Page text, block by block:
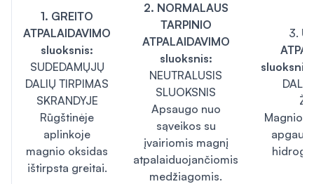
1. GREITO
ATPALAIDAVIMO
sluoksnis:
SUDEDAMŲJŲ
DALIŲ TIRPIMAS
SKRANDYJE
Rūgštinėje
aplinkoje
magnio oksidas
ištirpsta greitai.
2. NORMALAUS
TARPINIO
ATPALAIDAVIMO
sluoksnis:
NEUTRALUSIS
SLUOKSNIS
Apsaugo nuo
sąveikos su
įvairiomis magnį
atpalaiduojančiomis
medžiagomis.
3.
sluoksnis:
Magnio